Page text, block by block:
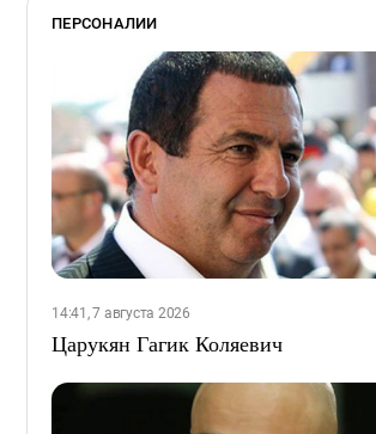
ПЕРСОНАЛИИ
14:41, 7 августа 2026
Царукян Гагик Коляевич